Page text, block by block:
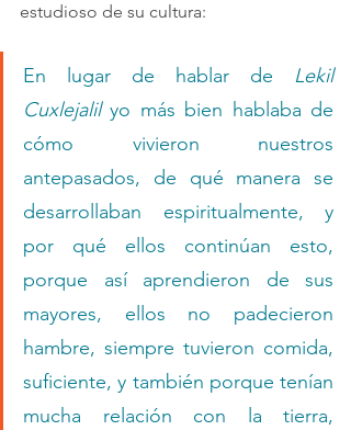
estudioso de su cultura:
En lugar de hablar de Lekil
Cuxlejalil yo más bien hablaba de
cómo vivieron nuestros
antepasados, de qué manera se
desarrollaban espiritualmente, y
por qué ellos continúan esto,
porque así aprendieron de sus
mayores, ellos no padecieron
hambre, siempre tuvieron comida,
suficiente, y también porque tenían
mucha relación con la tierra,